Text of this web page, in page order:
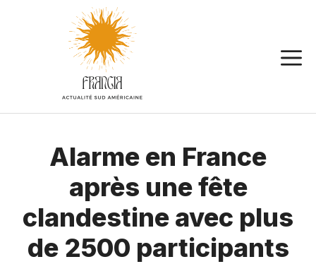
Alarme en France
après une fête
clandestine avec plus
de 2500 participants